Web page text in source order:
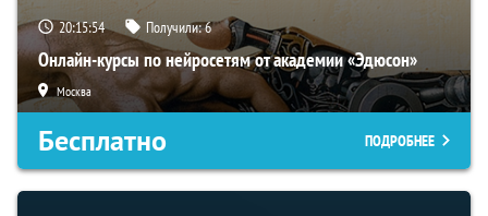
20:15:53 Получили:6
Онлайн-курсы по нейросетям от академии «Эдюсон»
Москва
Бесплатно ПОДРОБНЕЕ